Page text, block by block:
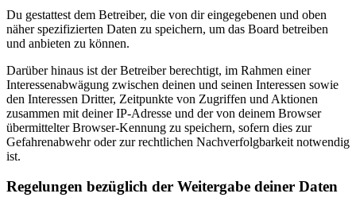
Du gestattest dem Betreiber, die von dir eingegebenen und oben
näher spezifizierten Daten zu speichern, um das Board betreiben
und anbieten zu können.
Darüber hinaus ist der Betreiber berechtigt, im Rahmen einer
Interessenabwägung zwischen deinen und seinen Interessen sowie
den Interessen Dritter, Zeitpunkte von Zugriffen und Aktionen
zusammen mit deiner IP-Adresse und der von deinem Browser
übermittelter Browser-Kennung zu speichern, sofern dies zur
Gefahrenabwehr oder zur rechtlichen Nachverfolgbarkeit notwendig
ist.
Regelungen bezüglich der Weitergabe deiner Daten